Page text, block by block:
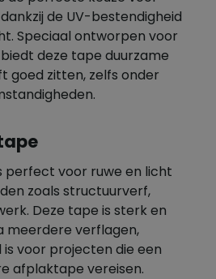
de UV-bestendigheid
Speciaal ontworpen voor
deze tape duurzame
goed zitten, zelfs onder
perfect voor ruwe en licht
zoals structuurverf,
Deze tape is sterk en
meerdere verflagen,
voor projecten die een
afplaktape vereisen.